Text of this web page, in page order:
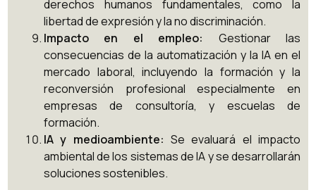
derechos humanos fundamentales, como la
libertad de expresión y la no discriminación.
Impacto en el empleo:
Gestionar las
consecuencias de la automatización y la IA en el
mercado laboral, incluyendo la formación y la
reconversión profesional especialmente en
empresas de consultoría, y escuelas de
formación.
IA y medioambiente: Se evaluará el impacto
ambiental de los sistemas de IA y se desarrollarán
soluciones sostenibles.